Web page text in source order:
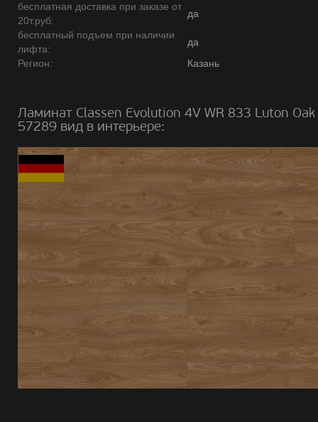
бесплатная доставка при заказе от
20т.руб:
да
бесплатный подъем при наличии
лифта:
да
Регион:
Казань
Ламинат Classen Evolution 4V WR 833 Luton Oak
57289 вид в интерьере: